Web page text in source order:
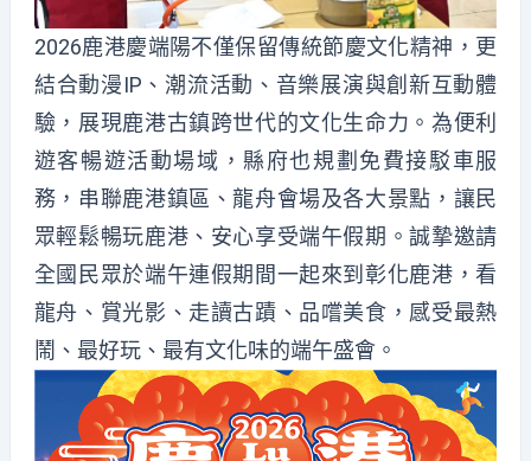
2026鹿港慶端陽不僅保留傳統節慶文化精神，更
結合動漫IP、潮流活動、音樂展演與創新互動體
驗，展現鹿港古鎮跨世代的文化生命力。為便利
遊客暢遊活動場域，縣府也規劃免費接駁車服
務，串聯鹿港鎮區、龍舟會場及各大景點，讓民
眾輕鬆暢玩鹿港、安心享受端午假期。誠摯邀請
全國民眾於端午連假期間一起來到彰化鹿港，看
龍舟、賞光影、走讀古蹟、品嚐美食，感受最熱
鬧、最好玩、最有文化味的端午盛會。